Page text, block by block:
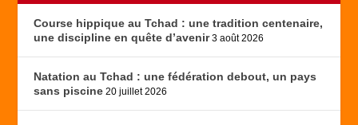
Course hippique au Tchad : une tradition centenaire,
une discipline en quête d’avenir 3 août 2026
Natation au Tchad : une fédération debout, un pays
sans piscine 20 juillet 2026